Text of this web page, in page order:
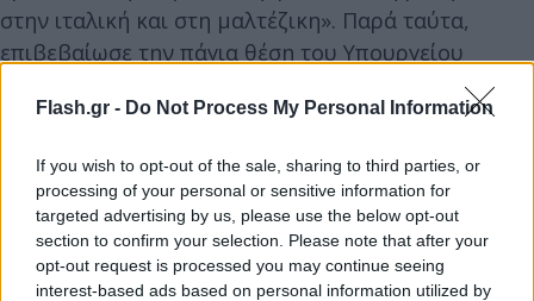
Flash.gr - Do Not Process My Personal Information
If you wish to opt-out of the sale, sharing to third parties, or
processing of your personal or sensitive information for
targeted advertising by us, please use the below opt-out
section to confirm your selection. Please note that after your
opt-out request is processed you may continue seeing
interest-based ads based on personal information utilized by
στην ιταλική και στη μαλτέζικη». Παρά ταύτα,
επιβεβαίωσε την πάγια θέση του Υπουργείου
Εξωτερικών: «πολύ ορθά το υπουργείο Εξωτερικών
έχει πει ότι δεν θα δεχτούμε καμία παράβαση».